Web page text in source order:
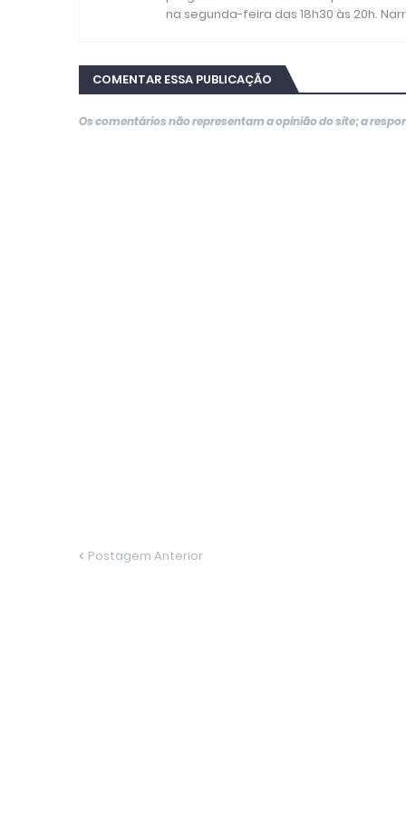
na segunda-feira das 18h30 às 20h.
COMENTAR ESSA PUBLICAÇÃO
Os comentários não representam a opinião do site; a
Postagem Anterior